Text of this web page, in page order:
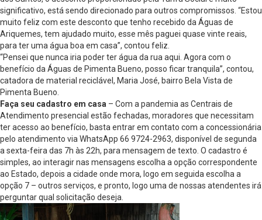
significativo, está sendo direcionado para outros compromissos. “Estou
muito feliz com este desconto que tenho recebido da Águas de
Ariquemes, tem ajudado muito, esse mês paguei quase vinte reais,
para ter uma água boa em casa”, contou feliz.
“Pensei que nunca iria poder ter água da rua aqui. Agora com o
benefício da Águas de Pimenta Bueno, posso ficar tranquila”, contou,
catadora de material reciclável, Maria José, bairro Bela Vista de
Pimenta Bueno.
Faça seu cadastro em casa – Com a pandemia as Centrais de
Atendimento presencial estão fechadas, moradores que necessitam
ter acesso ao benefício, basta entrar em contato com a concessionária
pelo atendimento via WhatsApp 66 9724-2963, disponível de segunda
a sexta-feira das 7h às 22h, para mensagem de texto. O cadastro é
simples, ao interagir nas mensagens escolha a opção correspondente
ao Estado, depois a cidade onde mora, logo em seguida escolha a
opção 7 – outros serviços, e pronto, logo uma de nossas atendentes irá
perguntar qual solicitação deseja.